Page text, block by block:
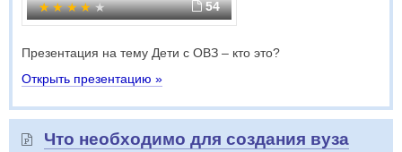
54
Презентация на тему Дети с ОВЗ – кто это?
Открыть презентацию »
Что необходимо для создания вуза